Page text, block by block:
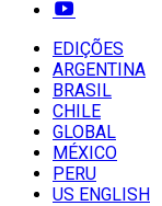
EDIÇÕES
ARGENTINA
BRASIL
CHILE
GLOBAL
MÉXICO
PERU
US ENGLISH